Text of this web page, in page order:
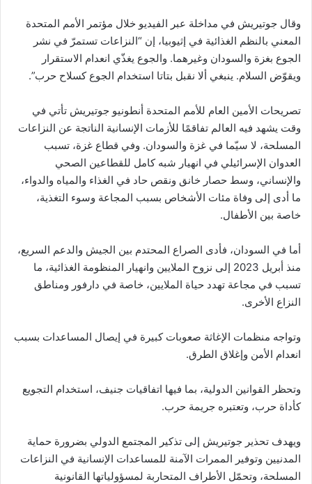
وقال جوتيريش في مداخلة عبر الفيديو خلال مؤتمر الأمم المتحدة
المعني بالنظم الغذائية في إثيوبيا، إن “النزاعات تستمرّ في نشر
الجوع بغزة والسودان وغيرهما. والجوع يغذّي انعدام الاستقرار
ويقوّض السلام. ينبغي ألا نقبل بتاتا استخدام الجوع كسلاح حرب”.
تصريحات الأمين العام للأمم المتحدة أنطونيو جوتيريش تأتي في
وقت يشهد فيه العالم تفاقمًا للأزمات الإنسانية الناتجة عن النزاعات
المسلحة، لا سيّما في غزة والسودان. وفي قطاع غزة، تسبب
العدوان الإسرائيلي في انهيار شبه كامل للقطاعين الصحي
والإنساني، وسط حصار خانق ونقص حاد في الغذاء والمياه والدواء،
ما أدى إلى وفاة مئات الأشخاص بسبب المجاعة وسوء التغذية،
خاصة بين الأطفال.
أما في السودان، فأدى الصراع المحتدم بين الجيش والدعم السريع،
منذ أبريل 2023 إلى نزوح الملايين وانهيار المنظومة الغذائية، ما
تسبب في مجاعة تهدد حياة الملايين، خاصة في دارفور ومناطق
النزاع الأخرى.
وتواجه منظمات الإغاثة صعوبات كبيرة في إيصال المساعدات بسبب
انعدام الأمن وإغلاق الطرق.
وتحظر القوانين الدولية، بما فيها اتفاقيات جنيف، استخدام التجويع
كأداة حرب، وتعتبره جريمة حرب.
ويهدف تحذير جوتيريش إلى تذكير المجتمع الدولي بضرورة حماية
المدنيين وتوفير الممرات الآمنة للمساعدات الإنسانية في النزاعات
المسلحة، وتحمّل الأطراف المتحاربة لمسؤولياتها القانونية